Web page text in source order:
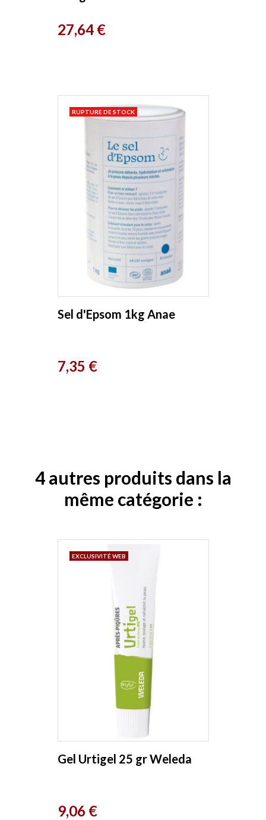
Prix
27,64 €
Sel d'Epsom 1kg Anae
Prix
7,35 €
RUPTURE DE STOCK
4 autres produits dans la
même catégorie :
Gel Urtigel 25 gr Weleda
Prix
9,06 €
EXCLUSIVITÉ WEB